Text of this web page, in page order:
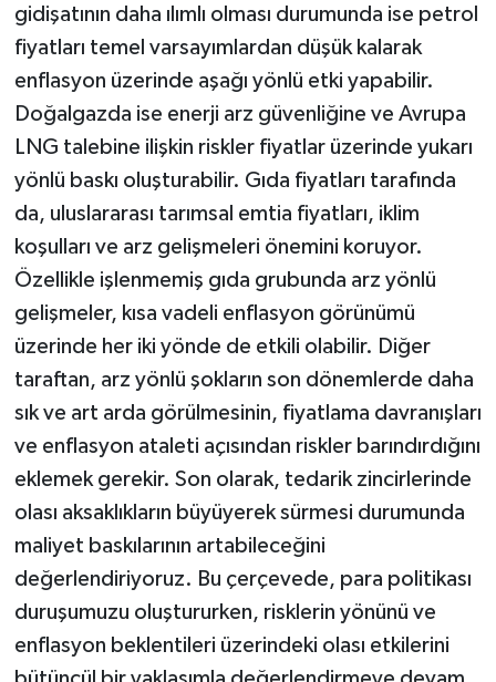
gidişatının daha ılımlı olması durumunda ise petrol
fiyatları temel varsayımlardan düşük kalarak
enflasyon üzerinde aşağı yönlü etki yapabilir.
Doğalgazda ise enerji arz güvenliğine ve Avrupa
LNG talebine ilişkin riskler fiyatlar üzerinde yukarı
yönlü baskı oluşturabilir. Gıda fiyatları tarafında
da, uluslararası tarımsal emtia fiyatları, iklim
koşulları ve arz gelişmeleri önemini koruyor.
Özellikle işlenmemiş gıda grubunda arz yönlü
gelişmeler, kısa vadeli enflasyon görünümü
üzerinde her iki yönde de etkili olabilir. Diğer
taraftan, arz yönlü şokların son dönemlerde daha
sık ve art arda görülmesinin, fiyatlama davranışları
ve enflasyon ataleti açısından riskler barındırdığını
eklemek gerekir. Son olarak, tedarik zincirlerinde
olası aksaklıkların büyüyerek sürmesi durumunda
maliyet baskılarının artabileceğini
değerlendiriyoruz. Bu çerçevede, para politikası
duruşumuzu oluştururken, risklerin yönünü ve
enflasyon beklentileri üzerindeki olası etkilerini